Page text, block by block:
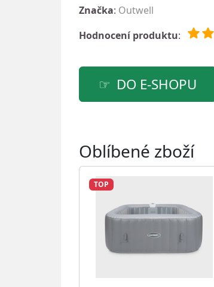
Značka: Outwell
Hodnocení produktu:
DO E-SHOPU
Oblíbené zboží
TOP